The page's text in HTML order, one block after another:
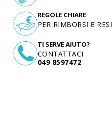
TI SERVE AIUTO?
CONTATTACI
049 8597472
REGOLE CHIARE
PER RIMBORSI E RESI